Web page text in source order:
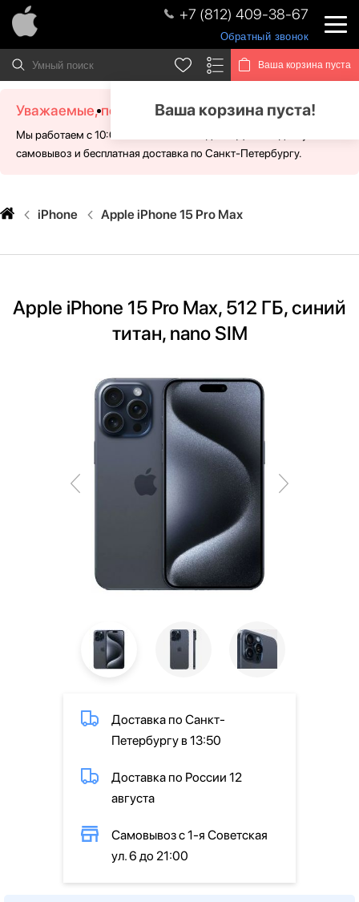
+7 (812) 409-38-67
Обратный звонок
Ваша корзина пуста
Ваша корзина пуста!
Уважаемые, посетители!
Мы работаем с 10:00 - 21:00 без выходных. Для Вас доступен
самовывоз и бесплатная доставка по Санкт-Петербургу.
iPhone Apple iPhone 15 Pro Max
Apple iPhone 15 Pro Max, 512 ГБ, синий
титан, nano SIM
Доставка по Санкт-
Петербургу в 13:50
Доставка по России 12
августа
Самовывоз с 1-я Советская
ул. 6 до 21:00